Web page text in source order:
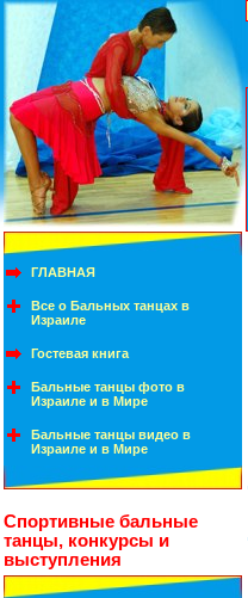
ГЛАВНАЯ
Все о Бальных танцах в
Израиле
Гостевая книга
Бальные танцы фото в
Израиле и в Мире
Бальные танцы видео в
Израиле и в Мире
Спортивные бальные
танцы, конкурсы и
выступления